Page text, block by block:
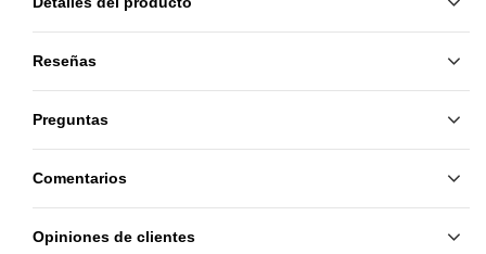
Reseñas
Preguntas
Comentarios
Opiniones de clientes